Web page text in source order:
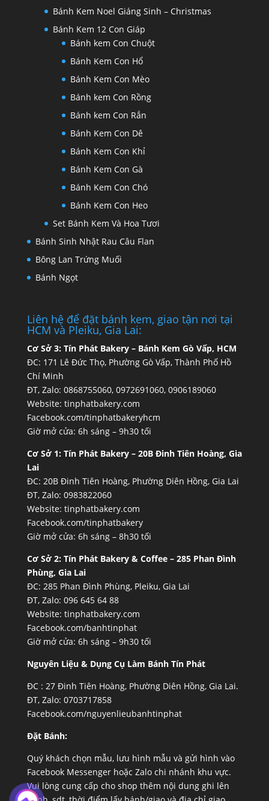
Bánh Kem Noel Giáng Sinh – Christmas
Bánh Kem 12 Con Giáp
Bánh kem Con Chuột
Bánh Kem Con Hổ
Bánh Kem Con Mèo
Bánh kem Con Rồng
Bánh kem Con Rắn
Bánh Kem Con Dê
Bánh Kem Con Khỉ
Bánh Kem Con Gà
Bánh Kem Con Chó
Bánh Kem Con Heo
Set Bánh Kem Và Hoa Tươi
Bánh Sinh Nhật Rau Câu Flan
Bông Lan Trứng Muối
Bánh Ngọt
Liên hệ để đặt bánh kem, giao tận nơi tại
HCM và Pleiku, Gia Lai:
Cơ Sở 3: Tín Phát Bakery – Bánh Kem Gò Vấp, HCM
ĐC: 171 Lê Đức Thọ, Phường Gò Vấp, Thành Phố Hồ
Chí Minh
ĐT, Zalo: 0868755060, 0972691060, 0906189060
Website: tinphatbakery.com
Facebook.com/tinphatbakeryhcm
Giờ mở cửa: 6h sáng – 9h30 tối
Cơ Sở 1: Tín Phát Bakery – 20B Đinh Tiên Hoàng, Gia
Lai
ĐC: 20B Đinh Tiên Hoàng, Phường Diên Hồng, Gia Lai
ĐT, Zalo: 0983822060
Website: tinphatbakery.com
Facebook.com/tinphatbakery
Giờ mở cửa: 6h sáng – 8h30 tối
Cơ Sở 2: Tín Phát Bakery & Coffee – 285 Phan Đình
Phùng, Gia Lai
ĐC: 285 Phan Đình Phùng, Pleiku, Gia Lai
ĐT, Zalo: 096 645 64 88
Website: tinphatbakery.com
Facebook.com/banhtinphat
Giờ mở cửa: 6h sáng – 9h30 tối
Nguyên Liệu & Dụng Cụ Làm Bánh Tín Phát
ĐC : 27 Đinh Tiên Hoàng, Phường Diên Hồng, Gia Lai.
ĐT, Zalo: 0703717858
Facebook.com/nguyenlieubanhtinphat
Đặt Bánh:
Quý khách chọn mẫu, lưu hình mẫu và gửi hình vào
Facebook Messenger hoặc Zalo chi nhánh khu vực.
Vui lòng cung cấp cho shop thêm nội dung ghi lên